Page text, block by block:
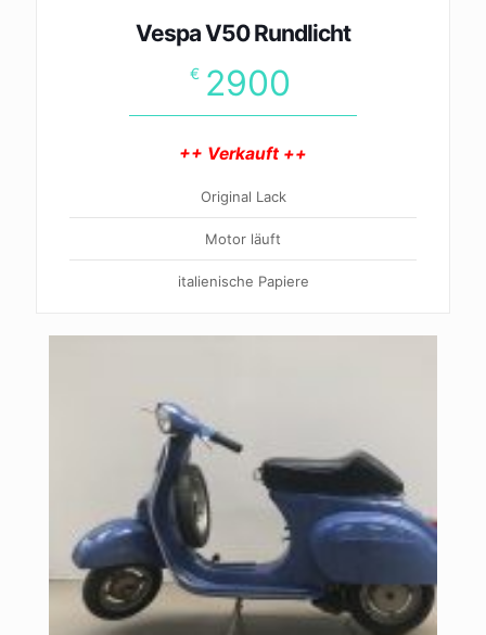
Vespa V50 Rundlicht
€ 2900
++ Verkauft ++
Original Lack
Motor läuft
italienische Papiere